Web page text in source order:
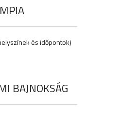
és időpontok)
BAJNOKSÁG